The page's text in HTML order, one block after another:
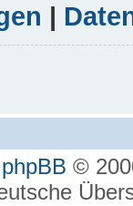
|
phpBB ©